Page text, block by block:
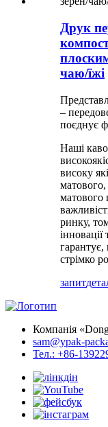
Друк
чаю/їжі
–
поєднує
Наші
високу
матового
ринку,
гарантує,
стрімко
запит
Компанія
sam@ypak-
Тел.: +86-